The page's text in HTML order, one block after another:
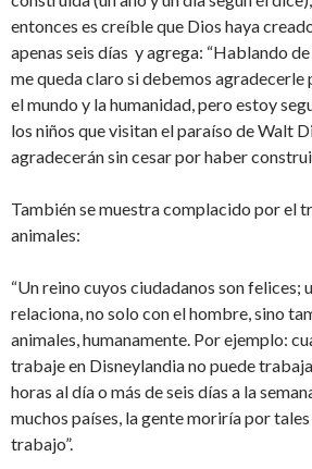
entonces es creíble que Dios haya
apenas seis días y agrega: “Hablando
me queda claro si debemos agradecerle
el mundo y la humanidad, pero estoy
los niños que visitan el paraíso de Walt
agradecerán sin cesar por haber
También se muestra complacido por el
animales:
“Un reino cuyos ciudadanos son felices;
relaciona, no solo con el hombre, sino
animales, humanamente. Por ejemplo:
trabaje en Disneylandia no puede
horas al día o más de seis días a la
muchos países, la gente moriría por
trabajo”.